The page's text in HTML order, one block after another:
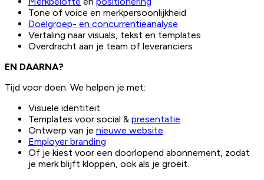
Tone of voice en merkpersoonlijkheid
Doelgroep- en concurrentieanalyse
Vertaling naar visuals, tekst en templates
Overdracht aan je team of leveranciers
EN DAARNA?
Tijd voor doen. We helpen je met:
Visuele identiteit
Templates voor social & presentatie
Ontwerp van je nieuwe website
Employer branding
Of je kiest voor een doorlopend abonnement, zodat
je merk blijft kloppen, ook als je groeit.